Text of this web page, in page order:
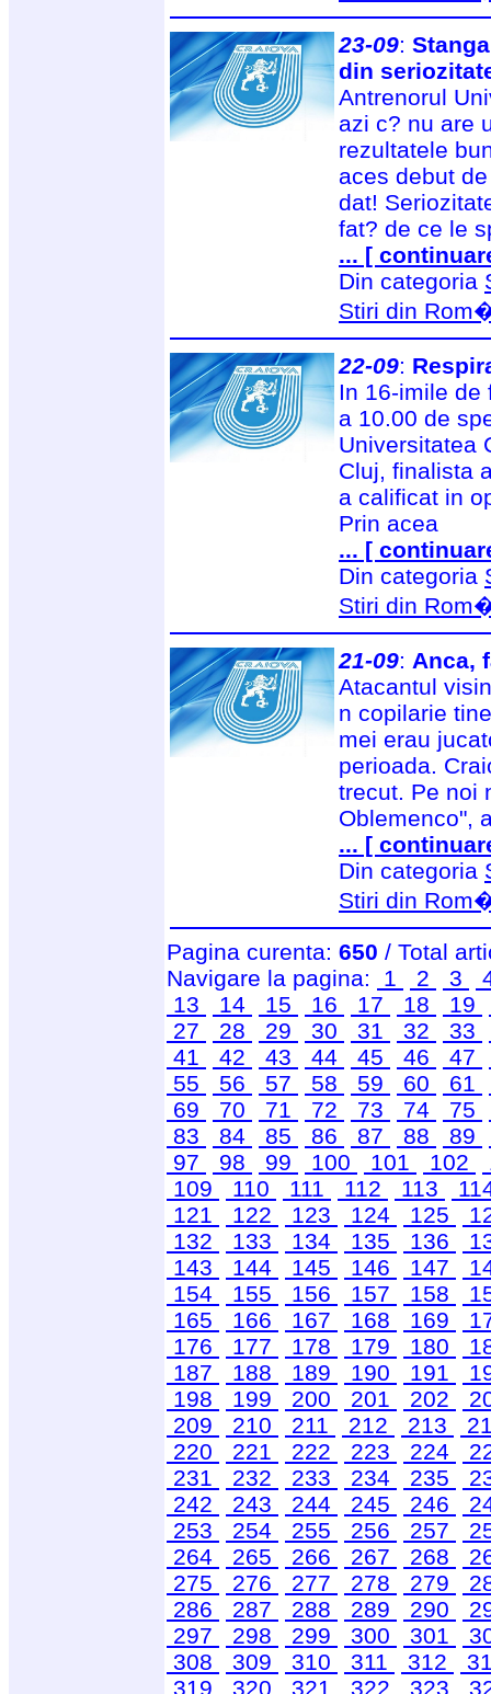
23-09:
din
Antrenorul
azi c? nu are
rezultatele
aces debut
dat!
fat? de ce le
... [
Din categoria
Stiri din
22-09:
In 16-imile de
a 10.00 de
Universitatea
Cluj, finalista
a calificat in
Prin acea
... [
Din categoria
Stiri din
21-09: Anca,
Atacantul
n copilarie
mei erau
perioada.
trecut. Pe noi
Oblemenco",
... [
Din categoria
Stiri din
Pagina curenta: 650 / Total
Navigare la pagina:
1 2 3
13
14 15 16 17 18 19
27
28 29 30 31 32 33
41
42 43 44 45 46 47
55
56 57 58 59 60 61
69
70 71 72 73 74 75
83
84 85 86 87 88 89
97
98 99 100 101 102
109
110 111 112 113
121
122 123 124 125
132
133 134 135 136
143
144 145 146 147
154
155 156 157 158
165
166 167 168 169
176
177 178 179 180
187
188 189 190 191
198
199 200 201 202
209
210 211 212 213
220
221 222 223 224
231
232 233 234 235
242
243 244 245 246
253
254 255 256 257
264
265 266 267 268
275
276 277 278 279
286
287 288 289 290
297
298 299 300 301
308
309 310 311 312
319
320 321 322 323